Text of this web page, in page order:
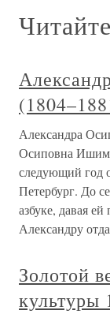
Александра
Осиповна
следующий год
Петербург. До
азбуке, давая
Александру
Золотой
культуры